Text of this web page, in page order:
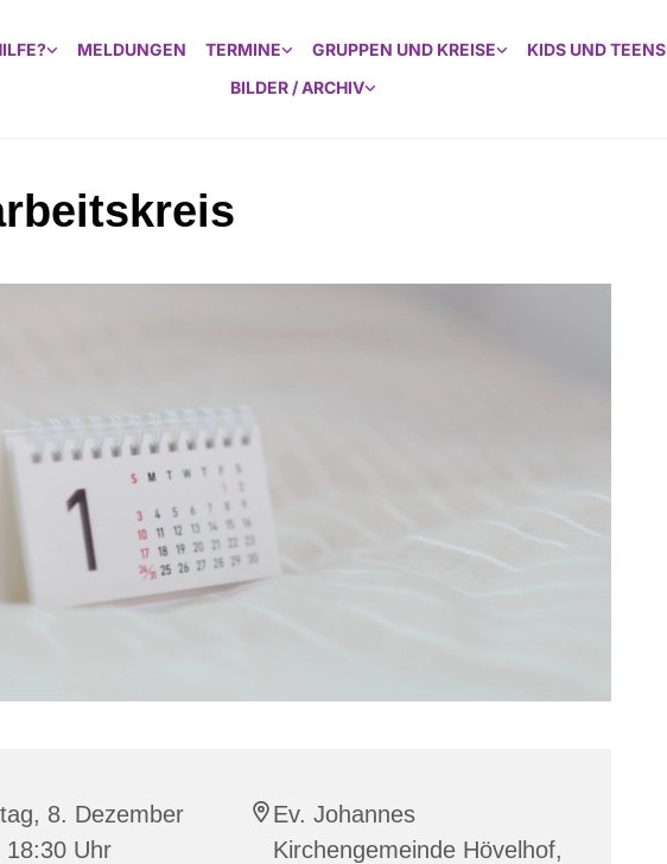
MELDUNGEN TERMINE GRUPPEN UND KREISE KIDS UND TEENS
BILDER / ARCHIV
8. Dezember
18:30 Uhr
Ev. Johannes
Kirchengemeinde Hövelhof,